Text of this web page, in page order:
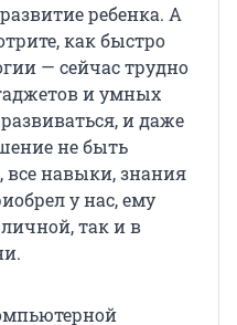
ребенка. А
как быстро
— сейчас трудно
и умных
и даже
не быть
навыки, знания
у нас, ему
так и в